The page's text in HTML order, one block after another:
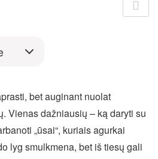
bet auginant nuolat
Vienas dažniausių – ką daryti su
„ūsai“, kuriais agurkai
lyg smulkmena, bet iš tiesų gali